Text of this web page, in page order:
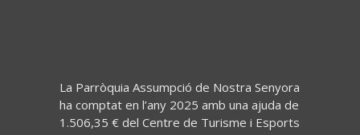
La Parròquia Assumpció de Nostra Senyora
ha comptat en l’any 2025 amb una ajuda de
1.506,35 € del Centre de Turisme i Esports